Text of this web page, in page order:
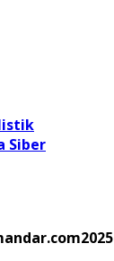
Siber